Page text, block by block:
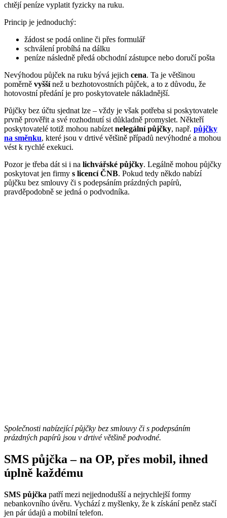
chtějí peníze vyplatit fyzicky na ruku.
Princip je jednoduchý:
žádost se podá online či přes formulář
schválení probíhá na dálku
peníze následně předá obchodní zástupce nebo doručí pošta
Nevýhodou půjček na ruku bývá jejich cena. Ta je většinou
poměrně vyššínež u bezhotovostních půjček, a to z důvodu, že
hotovostní předání je pro poskytovatele nákladnější.
Půjčky bez účtu sjednat lze – vždy je však potřeba si poskytovatele
prvně prověřit a své rozhodnutí si důkladně promyslet. Někteří
poskytovatelé totiž mohou nabízet nelegální půjčky, např. půjčky
na směnku, které jsou v drtivé většině případů nevýhodné a mohou
vést k rychlé exekuci.
Pozor je třeba dát si i na lichvářské půjčky. Legálně mohou půjčky
poskytovat jen firmy s licencí ČNB. Pokud tedy někdo nabízí
půjčku bez smlouvy či s podepsáním prázdných papírů,
pravděpodobně se jedná o podvodníka.
Společnosti nabízející půjčky bez smlouvy či s podepsáním
prázdných papírů jsou v drtivé většině podvodné.
SMS půjčka – na OP, přes mobil, ihned
úplně každému
SMS půjčka patří mezi nejjednodušší a nejrychlejší formy
nebankovního úvěru. Vychází z myšlenky, že k získání peněz stačí
jen pár údajů a mobilní telefon.